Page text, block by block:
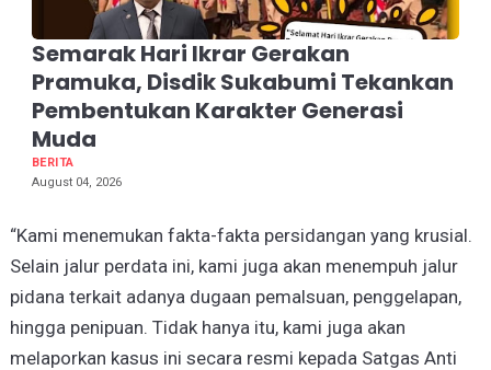
Semarak Hari Ikrar Gerakan
Pramuka, Disdik Sukabumi Tekankan
Pembentukan Karakter Generasi
Muda
BERITA
August 04, 2026
“Kami menemukan fakta-fakta persidangan yang krusial.
Selain jalur perdata ini, kami juga akan menempuh jalur
pidana terkait adanya dugaan pemalsuan, penggelapan,
hingga penipuan. Tidak hanya itu, kami juga akan
melaporkan kasus ini secara resmi kepada Satgas Anti